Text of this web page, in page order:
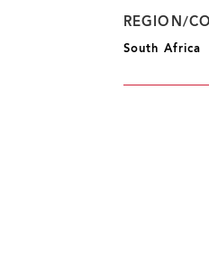
REGION/
South Africa